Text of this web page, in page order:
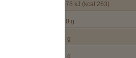
978 kJ (kcal 263)
20 g
6 g
1 g